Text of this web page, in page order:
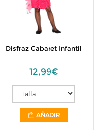
Disfraz Cabaret Infantil
12,99€
AÑADIR